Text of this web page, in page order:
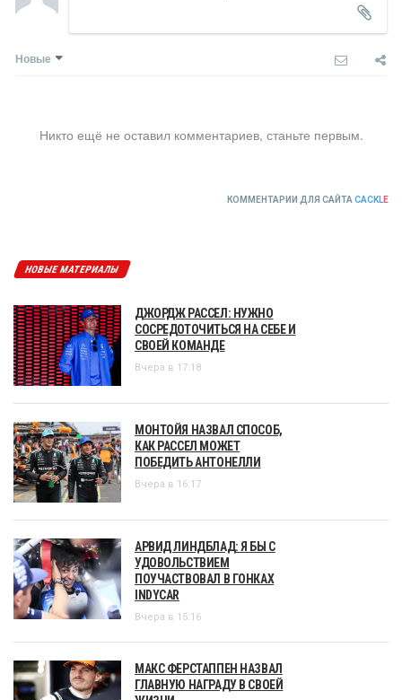
Новые
Никто ещё не оставил комментариев, станьте первым.
КОММЕНТАРИИ ДЛЯ САЙТА CACKLE
НОВЫЕ МАТЕРИАЛЫ
ДЖОРДЖ РАССЕЛ: НУЖНО
СОСРЕДОТОЧИТЬСЯ НА СЕБЕ И
СВОЕЙ КОМАНДЕ
Вчера в 17:18
МОНТОЙЯ НАЗВАЛ СПОСОБ,
КАК РАССЕЛ МОЖЕТ
ПОБЕДИТЬ АНТОНЕЛЛИ
Вчера в 16:17
АРВИД ЛИНДБЛАД: Я БЫ С
УДОВОЛЬСТВИЕМ
ПОУЧАСТВОВАЛ В ГОНКАХ
INDYCAR
Вчера в 15:16
МАКС ФЕРСТАППЕН НАЗВАЛ
ГЛАВНУЮ НАГРАДУ В СВОЕЙ